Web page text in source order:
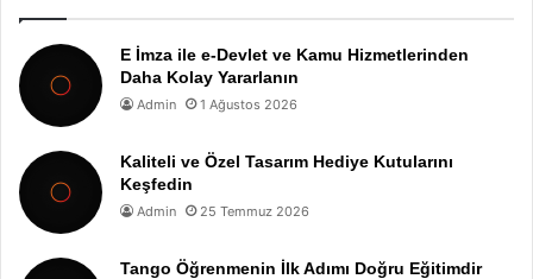
E İmza ile e-Devlet ve Kamu Hizmetlerinden
Daha Kolay Yararlanın
Admin 1 Ağustos 2026
Kaliteli ve Özel Tasarım Hediye Kutularını
Keşfedin
Admin 25 Temmuz 2026
Tango Öğrenmenin İlk Adımı Doğru Eğitimdir